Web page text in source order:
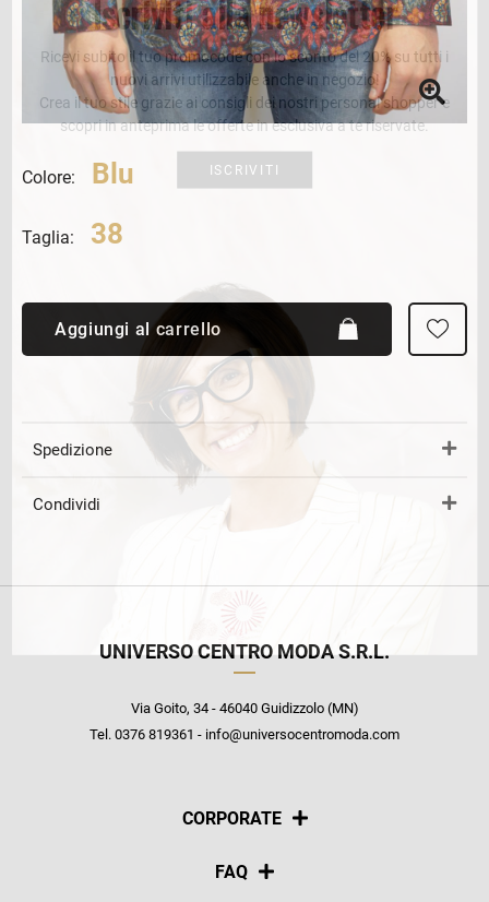
Colore: Blu
Taglia: 38
Aggiungi al carrello
Spedizione
Condividi
UNIVERSO CENTRO MODA S.R.L.
Via Goito, 34 - 46040 Guidizzolo (MN)
Tel. 0376 819361 - info@universocentromoda.com
CORPORATE
Chi siamo
FAQ
Iscriviti alla newsletter
Ricevi subito il tuo promocode con lo sconto del 20% su tutti i
nuovi arrivi utilizzabile anche in negozio!
Crea il tuo stile grazie ai consigli dei nostri personal shopper e
scopri in anteprima le offerte in esclusiva a te riservate.
ISCRIVITI